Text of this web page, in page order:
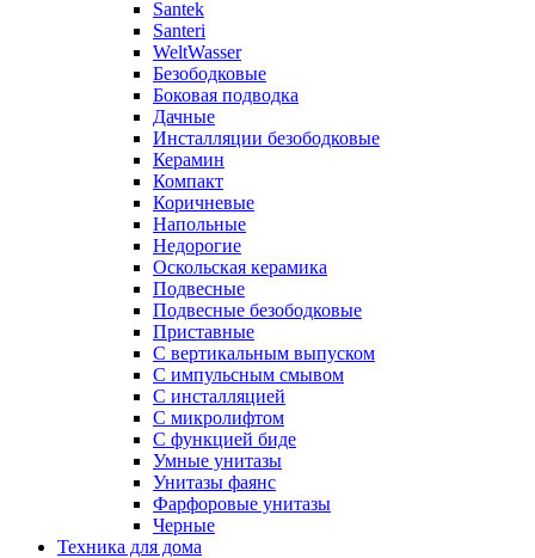
Santek
Santeri
WeltWasser
Безободковые
Боковая подводка
Дачные
Инсталляции безободковые
Керамин
Компакт
Коричневые
Напольные
Недорогие
Оскольская керамика
Подвесные
Подвесные безободковые
Приставные
С вертикальным выпуском
С импульсным смывом
С инсталляцией
С микролифтом
С функцией биде
Умные унитазы
Унитазы фаянс
Фарфоровые унитазы
Черные
Техника для дома